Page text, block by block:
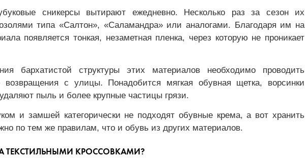
сникерсы вытирают ежедневно. Несколько раз за сезон их
типа «Салтон», «Саламандра» или аналогами. Благодаря им на
появляется тонкая, незаметная пленка, через которую не проникает
бархатистой структуры этих материалов необходимо проводить
с улицы. Понадобится мягкая обувная щетка, ворсинки
пыль и более крупные частицы грязи.
и замшей категорически не подходят обувные крема, а вот хранить
по тем же правилам, что и обувь из других материалов.
ТЕКСТИЛЬНЫМИ КРОССОВКАМИ?